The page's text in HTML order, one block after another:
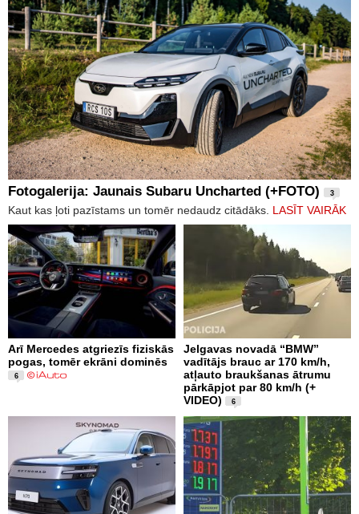
Fotogalerija: Jaunais Subaru Uncharted (+FOTO) 3
Kaut kas ļoti pazīstams un tomēr nedaudz citādāks. LASĪT VAIRĀK
Arī Mercedes atgriezīs fiziskās
pogas, tomēr ekrāni dominēs
6
Jelgavas novadā “BMW”
vadītājs brauc ar 170 km/h,
atļauto braukšanas ātrumu
pārkāpjot par 80 km/h (+
VIDEO)
6